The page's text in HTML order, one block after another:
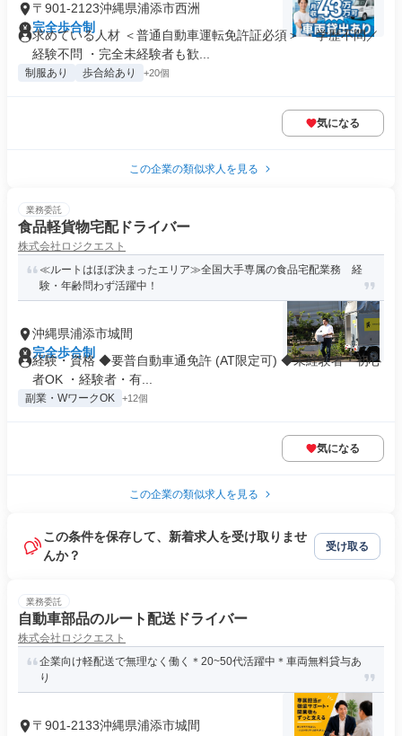
〒901-2123沖縄県浦添市西洲
完全歩合制
求めている人材 ＜普通自動車運転免許証必須＞ ・学歴不問／
経験不問 ・完全未経験者も歓...
制服あり 歩合給あり +20個
気になる
この企業の類似求人を見る
業務委託
食品軽貨物宅配ドライバー
株式会社ロジクエスト
≪ルートはほぼ決まったエリア≫全国大手専属の食品宅配業務 経
験・年齢問わず活躍中！
沖縄県浦添市城間
完全歩合制
経験・資格 ◆要普自動車通免許 (AT限定可) ◆未経験者・初心
者OK ・経験者・有...
副業・WワークOK +12個
気になる
この企業の類似求人を見る
この条件を保存して、新着求人を受け取りませ
んか？
受け取る
業務委託
自動車部品のルート配送ドライバー
株式会社ロジクエスト
企業向け軽配送で無理なく働く＊20~50代活躍中＊車両無料貸与あ
り
〒901-2133沖縄県浦添市城間